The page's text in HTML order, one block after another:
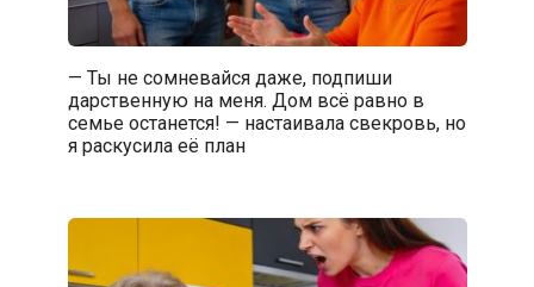
— Ты не сомневайся даже, подпиши
дарственную на меня. Дом всё равно в
семье останется! — настаивала свекровь, но
я раскусила её план